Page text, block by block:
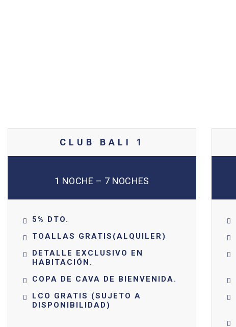
CLUB BALI 1
1 NOCHE – 7 NOCHES
5% DTO.
TOALLAS GRATIS(ALQUILER)
DETALLE EXCLUSIVO EN
HABITACIÓN.
COPA DE CAVA DE BIENVENIDA.
LCO GRATIS (SUJETO A
DISPONIBILIDAD)